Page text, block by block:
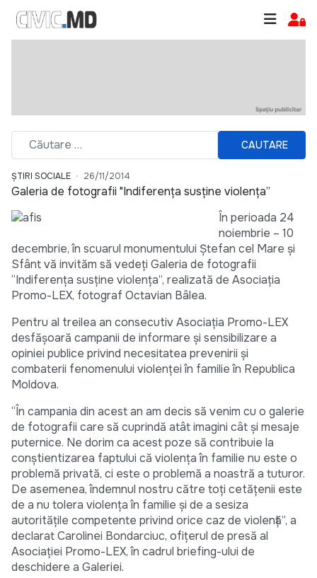
CAUTARE
ȘTIRI SOCIALE 26/11/2014
Galeria de fotografii "Indiferența susține violența”
În perioada 24
noiembrie – 10
decembrie, în scuarul monumentului Ștefan cel Mare și
Sfânt vă invităm să vedeți Galeria de fotografii
“Indiferența susține violența”, realizată de Asociația
Promo-LEX, fotograf Octavian Bâlea.
Pentru al treilea an consecutiv Asociația Promo-LEX
desfășoară campanii de informare și sensibilizare a
opiniei publice privind necesitatea prevenirii și
combaterii fenomenului violenței în familie în Republica
Moldova.
“În campania din acest an am decis să venim cu o galerie
de fotografii care să cuprindă atât imagini cât și mesaje
puternice. Ne dorim ca acest poze să contribuie la
conștientizarea faptului că violența în familie nu este o
problemă privată, ci este o problemă a noastră a tuturor.
De asemenea, îndemnul nostru către toți cetățenii este
de a nu tolera violența în familie și de a sesiza
autoritățile competente privind orice caz de violență”, a
declarat Carolinei Bondarciuc, ofițerul de presă al
Asociației Promo-LEX, în cadrul briefing-ului de
deschidere a Galeriei.